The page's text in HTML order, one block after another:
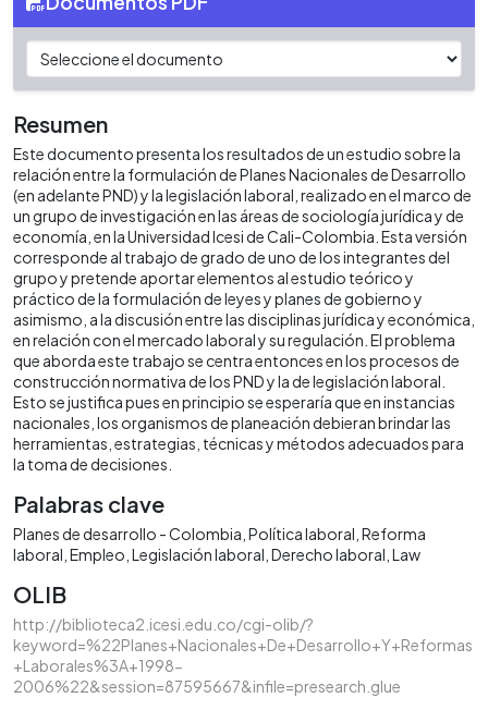
Resumen
Este documento presenta los resultados de un estudio sobre la
relación entre la formulación de Planes Nacionales de Desarrollo
(en adelante PND) y la legislación laboral, realizado en el marco de
un grupo de investigación en las áreas de sociología jurídica y de
economía, en la Universidad Icesi de Cali-Colombia. Esta versión
corresponde al trabajo de grado de uno de los integrantes del
grupo y pretende aportar elementos al estudio teórico y
práctico de la formulación de leyes y planes de gobierno y
asimismo, a la discusión entre las disciplinas jurídica y económica,
en relación con el mercado laboral y su regulación. El problema
que aborda este trabajo se centra entonces en los procesos de
construcción normativa de los PND y la de legislación laboral.
Esto se justifica pues en principio se esperaría que en instancias
nacionales, los organismos de planeación debieran brindar las
herramientas, estrategias, técnicas y métodos adecuados para
la toma de decisiones.
Palabras clave
Planes de desarrollo - Colombia Política laboral Reforma
laboral Empleo Legislación laboral Derecho laboral Law
OLIB
http://biblioteca2.icesi.edu.co/cgi-olib/?
keyword=%22Planes+Nacionales+De+Desarrollo+Y+Reformas
+Laborales%3A+1998-
2006%22&session=87595667&infile=presearch.glue